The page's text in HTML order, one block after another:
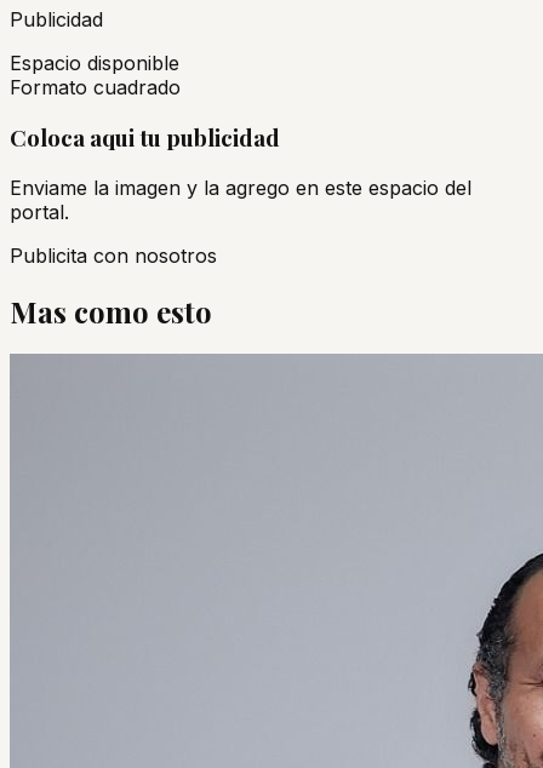
Publicidad
Espacio disponible
Formato cuadrado
Coloca aqui tu publicidad
Enviame la imagen y la agrego en este espacio del
portal.
Publicita con nosotros
Mas como esto